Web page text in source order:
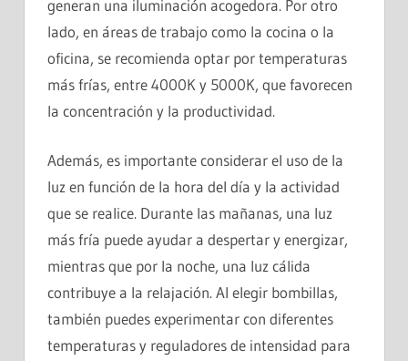
generan una iluminación acogedora. Por otro
lado, en áreas de trabajo como la cocina o la
oficina, se recomienda optar por temperaturas
más frías, entre 4000K y 5000K, que favorecen
la concentración y la productividad.
Además, es importante considerar el uso de la
luz en función de la hora del día y la actividad
que se realice. Durante las mañanas, una luz
más fría puede ayudar a despertar y energizar,
mientras que por la noche, una luz cálida
contribuye a la relajación. Al elegir bombillas,
también puedes experimentar con diferentes
temperaturas y reguladores de intensidad para